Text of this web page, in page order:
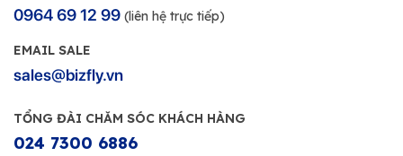
0964 69 12 99 (liên hệ trực tiếp)
EMAIL SALE
sales@bizfly.vn
TỔNG ĐÀI CHĂM SÓC KHÁCH HÀNG
024 7300 6886